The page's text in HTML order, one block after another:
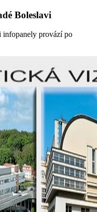
Boleslavi
infopanely provází po